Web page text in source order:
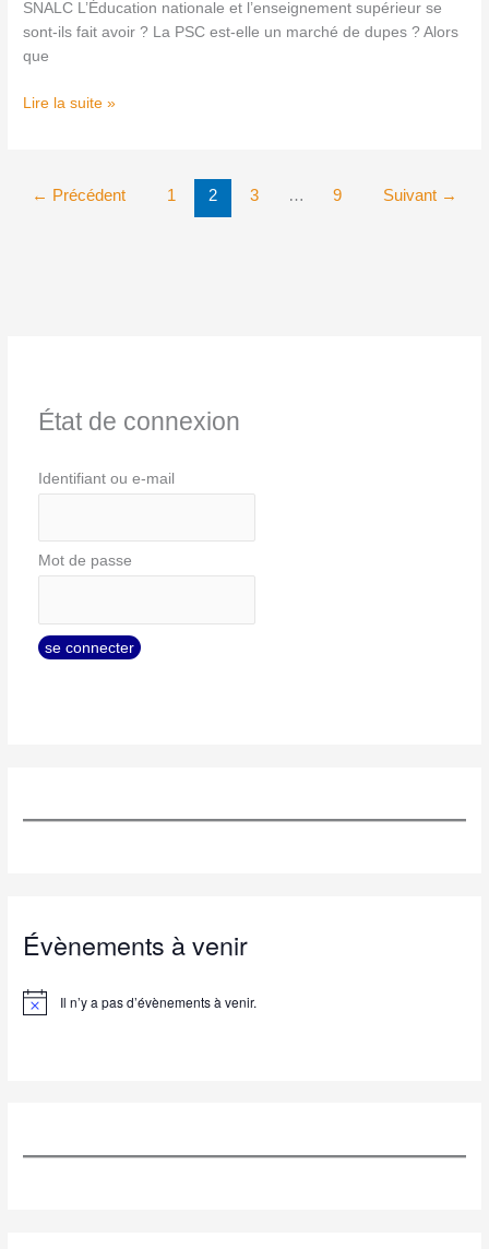
SNALC L’Éducation nationale et l’enseignement supérieur se
sont-ils fait avoir ? La PSC est-elle un marché de dupes ? Alors
que
Lire la suite »
← Précédent 1 2 3 … 9 Suivant →
État de connexion
Identifiant ou e-mail
Mot de passe
Évènements à venir
N
Il n’y a pas d’évènements à venir.